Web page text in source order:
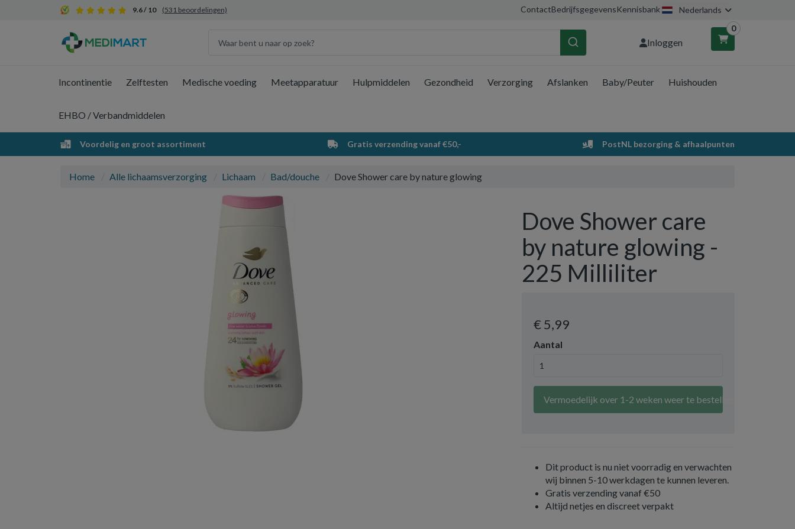
9.6 / 10 (531 beoordelingen) ContactBedrijfsgegevensKennisbank Nederlands
Inloggen
0
Winkelwagen
Uw winkelwagen is leeg.
Vul hem met producten.
Incontinentie Zelftesten Medische voeding Meetapparatuur Hulpmiddelen Gezondheid Verzorging Afslanken Baby/Peuter Huishouden
EHBO / Verbandmiddelen
Voordelig en groot assortiment Gratis verzending vanaf €50,- PostNL bezorging & afhaalpunten
Home Alle lichaamsverzorging Lichaam Bad/douche Dove Shower care by nature glowing
Dove Shower care
by nature glowing -
225 Milliliter
€ 5,99
Aantal
Vermoedelijk over 1-2 weken weer te bestellen
Dit product is nu niet voorradig en verwachten
wij binnen 5-10 werkdagen te kunnen leveren.
Gratis verzending vanaf €50
Altijd netjes en discreet verpakt